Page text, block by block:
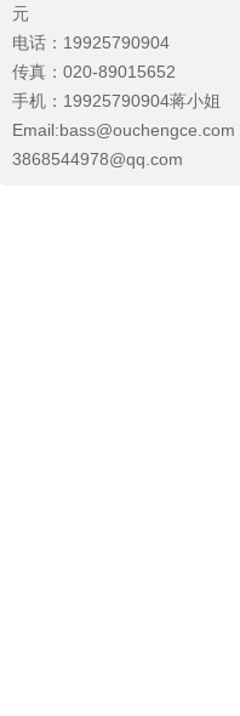
元
电话： 19925790904
传真：020-89015652
手机：19925790904蒋小姐
Email:bass@ouchengce.com
3868544978@qq.com